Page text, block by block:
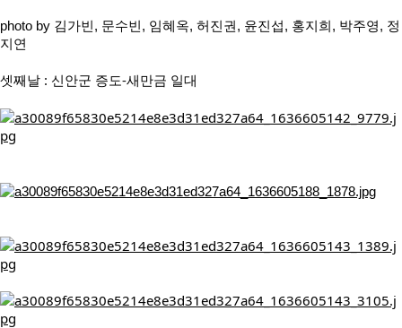
photo by 김가빈, 문수빈, 임혜옥, 허진권, 윤진섭, 홍지희, 박주영, 정
지연
셋째날 : 신안군 증도-새만금 일대